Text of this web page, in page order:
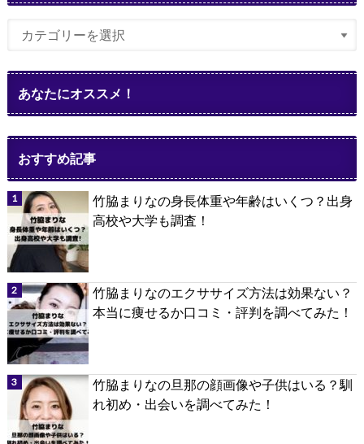
あなたにオススメ！
おすすめ記事
竹脇まりなの身長体重や年齢はいくつ？出身
高校や大学も調査！
竹脇まりなのエクササイズ方法は効果ない？
本当に痩せるか口コミ・評判を調べてみた！
竹脇まりなの旦那の顔画像や子供はいる？馴
れ初め・出会いを調べてみた！